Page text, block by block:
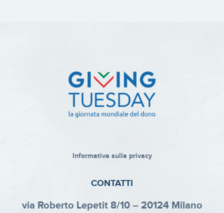
Informativa sulla privacy
CONTATTI
via Roberto Lepetit 8/10 – 20124 Milano